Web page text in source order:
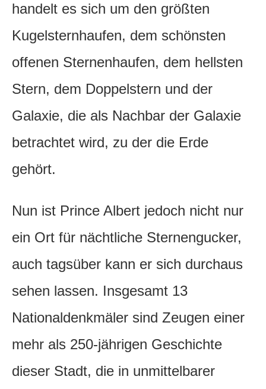
handelt es sich um den größten
Kugelsternhaufen, dem schönsten
offenen Sternenhaufen, dem hellsten
Stern, dem Doppelstern und der
Galaxie, die als Nachbar der Galaxie
betrachtet wird, zu der die Erde
gehört.
Nun ist Prince Albert jedoch nicht nur
ein Ort für nächtliche Sternengucker,
auch tagsüber kann er sich durchaus
sehen lassen. Insgesamt 13
Nationaldenkmäler sind Zeugen einer
mehr als 250-jährigen Geschichte
dieser Stadt, die in unmittelbarer